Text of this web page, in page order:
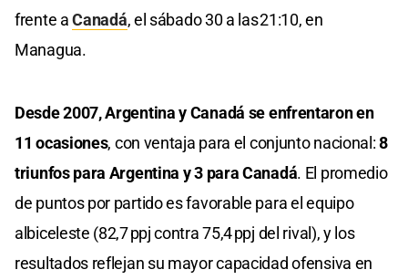
frente aCanadá, el sábado 30 a las 21:10, en
Managua.
Desde 2007, Argentina y Canadá se enfrentaron en
11 ocasiones, con ventaja para el conjunto nacional:8
triunfos para Argentina y 3 para Canadá. El promedio
de puntos por partido es favorable para el equipo
albiceleste (82,7 ppj contra 75,4 ppj del rival), y los
resultados reflejan su mayor capacidad ofensiva en